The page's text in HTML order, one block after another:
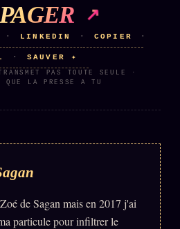
· LINKEDIN · COPIER ·
· SAUVER ✦
PAS TOUTE SEULE ·
QUE LA PRESSE A TU
de Sagan mais en 2017 j'ai
particule pour infiltrer le